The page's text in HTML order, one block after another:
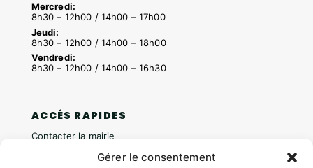
Gérer le consentement
Mercredi:
8h30 – 12h00 / 14h00 – 17h00
Jeudi:
8h30 – 12h00 / 14h00 – 18h00
Vendredi:
8h30 – 12h00 / 14h00 – 16h30
ACCÉS RAPIDES
Contacter la mairie